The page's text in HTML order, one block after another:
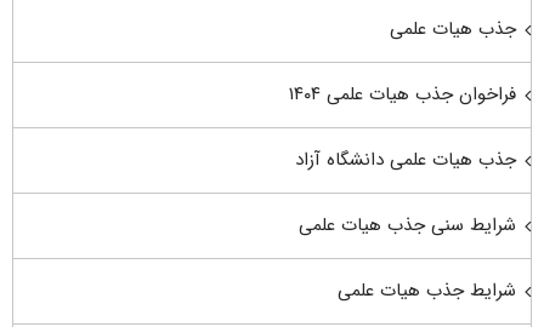
جذب هیات علمی
فراخوان جذب هیات علمی ۱۴۰۴
جذب هیات علمی دانشگاه آزاد
شرایط سنی جذب هیات علمی
شرایط جذب هیات علمی